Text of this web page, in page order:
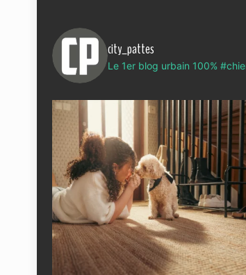
city_pattes
Le 1er blog urbain 100%